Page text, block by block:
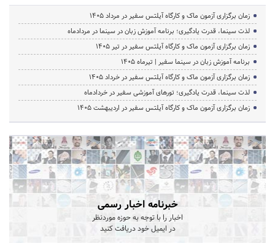
زمان برگزاری آزمون ماک و کارگاه آیلتس سفیر در مرداد 1405
لذت سینما، قدرت یادگیری؛ برنامه آموزش زبان در سینما در مردادماه
زمان برگزاری آزمون ماک و کارگاه آیلتس سفیر در تیر 1405
برنامه آموزش زبان در سینما سفیر | تیرماه ۱۴۰۵
زمان برگزاری آزمون ماک و کارگاه آیلتس سفیر در خرداد 1405
لذت سینما، قدرت یادگیری؛ تورهای آموزشی سفیر در خردادماه
زمان برگزاری آزمون ماک و کارگاه آیلتس سفیر در اردیبهشت 1405
خبرنامه اخبار رسمی
اخبار را با توجه به حوزه موردنظر
در ایمیل خود دریافت کنید